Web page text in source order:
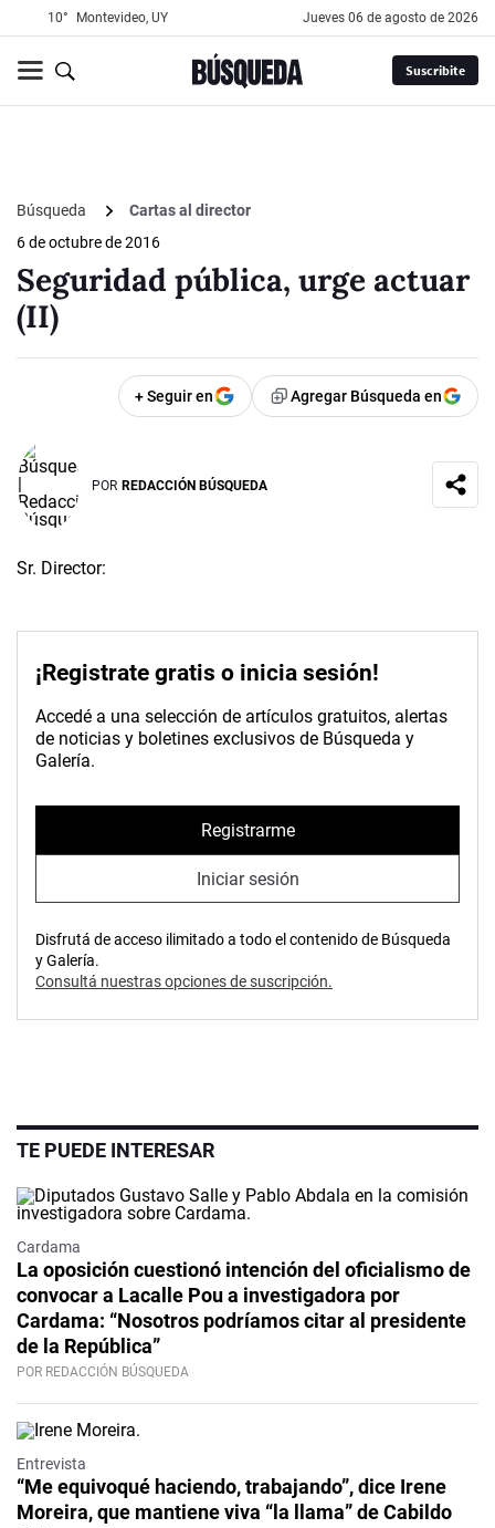
10° Montevideo, UY jueves 06 de agosto de 2026
Suscribite
Búsqueda
Cartas al director
6 de octubre de 2016
Seguridad pública, urge actuar
(II)
+ Seguir en Agregar Búsqueda en
POR REDACCIÓN BÚSQUEDA
Sr. Director:
¡Registrate gratis o inicia sesión!
Accedé a una selección de artículos gratuitos, alertas
de noticias y boletines exclusivos de Búsqueda y
Galería.
Registrarme
Iniciar sesión
Disfrutá de acceso ilimitado a todo el contenido de Búsqueda
y Galería.
Consultá nuestras opciones de suscripción.
TE PUEDE INTERESAR
Cardama
La oposición cuestionó intención del oficialismo de
convocar a Lacalle Pou a investigadora por
Cardama: “Nosotros podríamos citar al presidente
de la República”
POR REDACCIÓN BÚSQUEDA
Video
Entrevista
“Me equivoqué haciendo, trabajando”, dice Irene
Moreira, que mantiene viva “la llama” de Cabildo